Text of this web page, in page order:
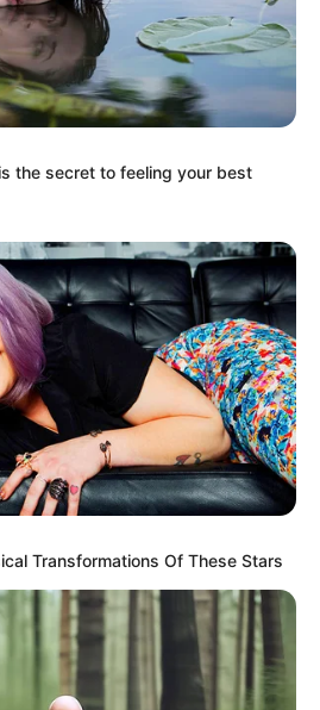
Harder, Longer, Better—All
Method Ends Joint Pain &
the secret to feeling your best
Transformations Of These Stars